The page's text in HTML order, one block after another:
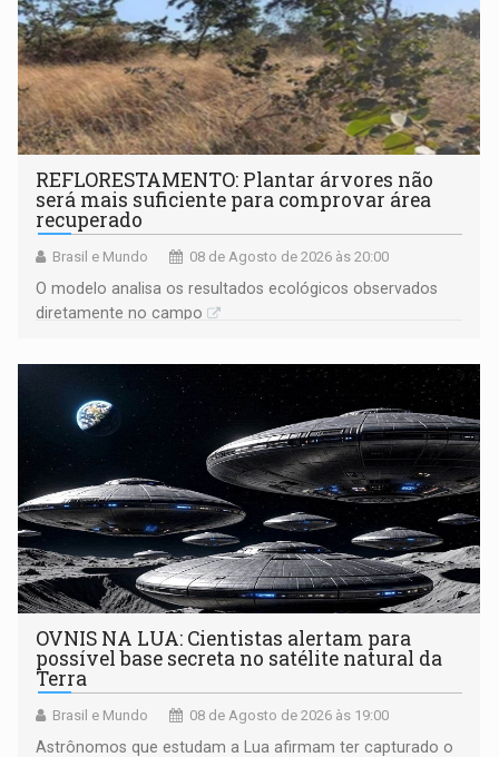
REFLORESTAMENTO: Plantar árvores não
será mais suficiente para comprovar área
recuperado
Brasil e Mundo 08 de Agosto de 2026 às 20:00
O modelo analisa os resultados ecológicos observados
diretamente no campo
OVNIS NA LUA: Cientistas alertam para
possível base secreta no satélite natural da
Terra
Brasil e Mundo 08 de Agosto de 2026 às 19:00
Astrônomos que estudam a Lua afirmam ter capturado o